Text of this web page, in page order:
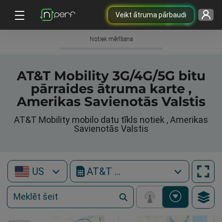
Veikt ātruma pārbaudi
Notiek mērīšana
AT&T Mobility 3G/4G/5G bitu
pārraides ātruma karte ,
Amerikas Savienotās Valstis
AT&T Mobility mobilo datu tīkls notiek , Amerikas
Savienotās Valstis
US AT&T Mobility